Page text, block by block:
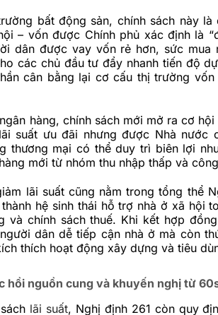
bất động sản, chính sách này
– vốn được Chính phủ xác định là
dân được vay vốn rẻ hơn, sức mua
các chủ đầu tư đẩy nhanh tiến độ
cân bằng lại cơ cấu thị trường
hàng, chính sách mới mở ra cơ
suất ưu đãi nhưng được Nhà nước
thương mại có thể duy trì biên lợi
mới từ nhóm thu nhập thấp và
lãi suất cũng nằm trong tổng thể
hệ sinh thái hỗ trợ nhà ở xã hội
và chính sách thuế. Khi kết hợp
dân dễ tiếp cận nhà ở mà còn
thích hoạt động xây dựng và tiêu
hồi nguồn cung và khuyến nghị từ
lãi suất, Nghị định 261 còn quy